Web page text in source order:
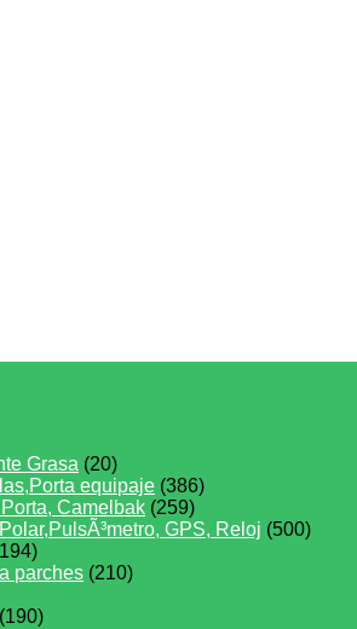
Grasa (20)
equipaje (386)
Camelbak (259)
GPS, Reloj (500)
parches (210)
(190)